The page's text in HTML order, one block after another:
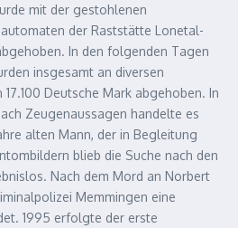
mit der gestohlenen
der Raststätte Lonetal-
In den folgenden Tagen
insgesamt an diversen
Deutsche Mark abgehoben. In
Zeugenaussagen handelte es
alten Mann, der in Begleitung
blieb die Suche nach den
Nach dem Mord an Norbert
Memmingen eine
1995 erfolgte der erste